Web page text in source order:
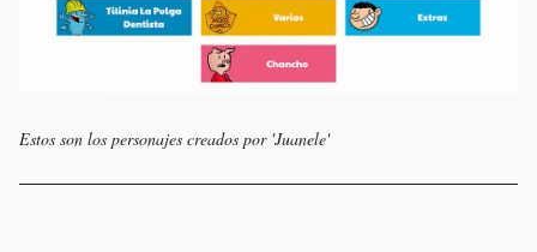
Estos son los personajes creados por 'Juanele'